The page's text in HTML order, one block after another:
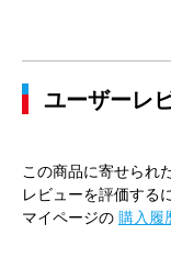
ユーザーレ
この商品に寄せられ
レビューを評価する
マイページの 購入履